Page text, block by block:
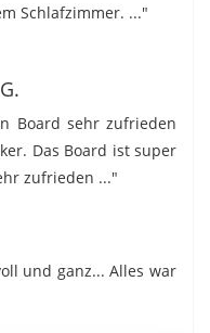
Schlafzimmer. ..."
Board sehr zufrieden
Das Board ist super
zufrieden ..."
und ganz... Alles war